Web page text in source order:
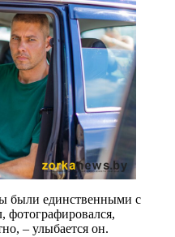
единственными с
фотографировался,
– улыбается он.